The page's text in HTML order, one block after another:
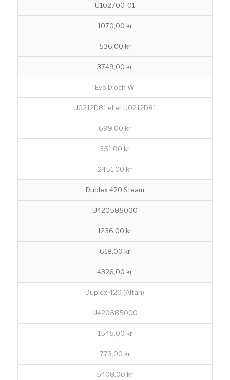
U102700-01
1070,00 kr
536,00 kr
3749,00 kr
Evo D och W
U0212D81 eller U0212D81
699,00 kr
351,00 kr
2451,00 kr
Duplex 420 Steam
U420585000
1236,00 kr
618,00 kr
4326,00 kr
Duplex 420 (Altan)
U420585000
1545,00 kr
773,00 kr
5408,00 kr